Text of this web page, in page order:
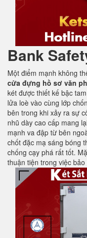
Bank
Một điểm mạnh không
cửa đựng hồ sơ văn
két được thiết kế bậc
lửa loè vào cùng lớp
bên trong khi xảy ra sự
nhũ dày cao cấp mang
mạnh va đập từ bên
chốt đặc mạ sáng bóng
chống cạy phá rất tốt.
thuận tiện trong việc